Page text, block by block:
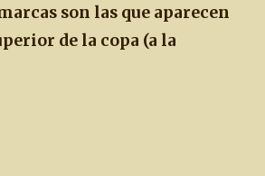
son las que aparecen
de la copa (a la